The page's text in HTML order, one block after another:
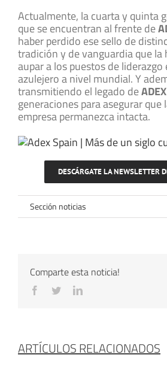
Actualmente, la cuarta y quinta
que se encuentran al frente de
haber perdido ese sello de
tradición y de vanguardia que la
aupar a los puestos de liderazgo
azulejero a nivel mundial. Y
transmitiendo el legado deADEX
generaciones para asegurar
empresa permanezca intacta.
DESCÁRGATE LA NEWSLETTER
Sección noticias
Comparte esta noticia!
Facebook
TwitterLinkedIn
ARTÍCULOS RELACIONADOS